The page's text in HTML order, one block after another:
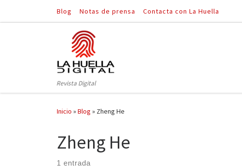
Saltar al contenido
Blog Notas de prensa Contacta con La Huella
Revista Digital
Inicio »Blog » Zheng He
Zheng He
1 entrada